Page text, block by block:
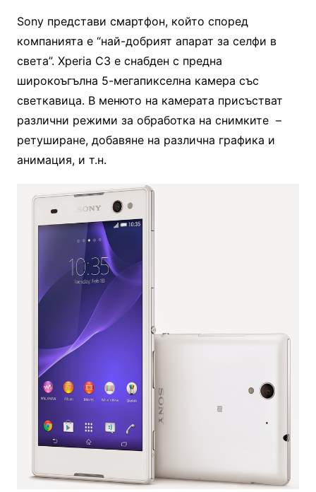
Sony представи смартфон, който според
компанията е “най-добрият апарат за селфи в
света”. Xperia C3 е снабден с предна
широкоъгълна 5-мегапикселна камера със
светкавица. В менюто на камерата присъстват
различни режими за обработка на снимките –
ретуширане, добавяне на различна графика и
анимация, и т.н.